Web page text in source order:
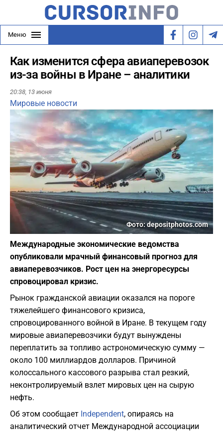
Меню
Как изменится сфера авиаперевозок
из-за войны в Иране – аналитики
20:38, 13 июня
Мировые новости
Фото: depositphotos.com
Международные экономические ведомства
опубликовали мрачный финансовый прогноз для
авиаперевозчиков. Рост цен на энергоресурсы
спровоцировал кризис.
Рынок гражданской авиации оказался на пороге
тяжелейшего финансового кризиса,
спровоцированного войной в Иране. В текущем году
мировые авиаперевозчики будут вынуждены
переплатить за топливо астрономическую сумму —
около 100 миллиардов долларов. Причиной
колоссального кассового разрыва стал резкий,
неконтролируемый взлет мировых цен на сырую
нефть.
Об этом сообщает Independent, опираясь на
аналитический отчет Международной ассоциации